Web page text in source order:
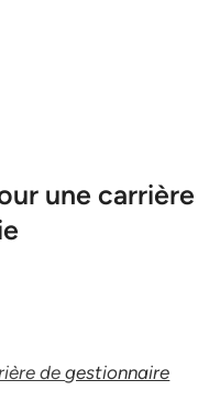
une carrière
degestionnaire